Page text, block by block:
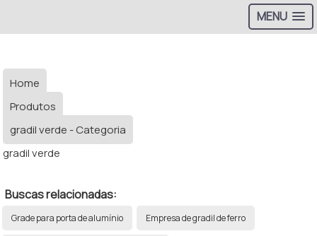
MENU
Home
Produtos
gradil verde - Categoria
gradil verde
Buscas relacionadas:
Grade para porta de alumínio Empresa de gradil de ferro